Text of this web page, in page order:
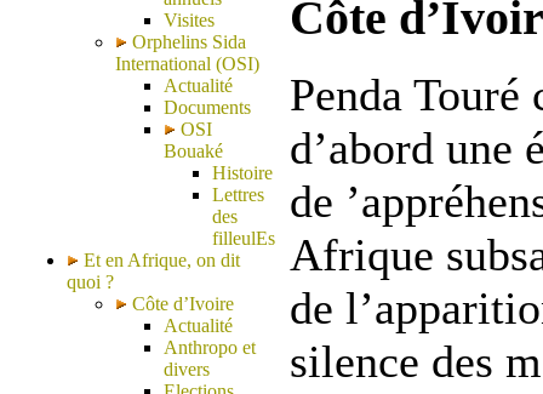
Visites
Orphelins Sida
International (OSI)
Actualité
Documents
OSI
Bouaké
Histoire
Lettres
des
filleulEs
Et en Afrique, on dit
quoi ?
Côte d’Ivoire
Actualité
Anthropo et
divers
Côte
Penda Touré
d’abord une
de
Afrique
de
silence des